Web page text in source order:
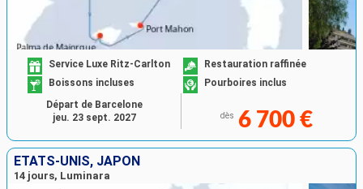
Service Luxe Ritz-Carlton
Restauration raffinée
Boissons incluses
Pourboires inclus
dès 6 700 €
Départ de Barcelone
jeu. 23 sept. 2027
ÉTATS-UNIS, JAPON
14 jours, Luminara